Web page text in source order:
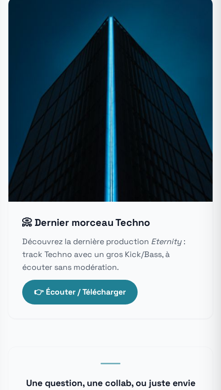
📀 Dernier morceau Techno
Découvrez la dernière production Eternity:
track Techno avec un gros Kick/Bass, à
écouter sans modération.
👉 Écouter / Télécharger
Une question, une collab, ou juste envie